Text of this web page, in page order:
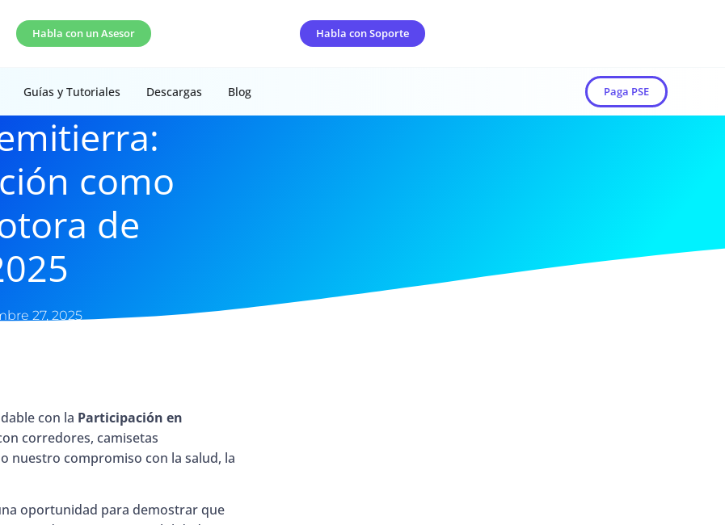
Habla con un Asesor Habla con Soporte
Guías y Tutoriales Descargas Blog Paga PSE
como
de
27, 2025
con la Participación en
corredores, camisetas
nuestro compromiso con la salud, la
oportunidad para demostrar que